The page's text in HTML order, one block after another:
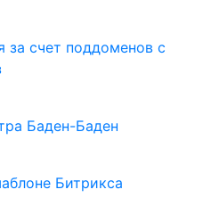
счет поддоменов с
Баден-Баден
Битрикса